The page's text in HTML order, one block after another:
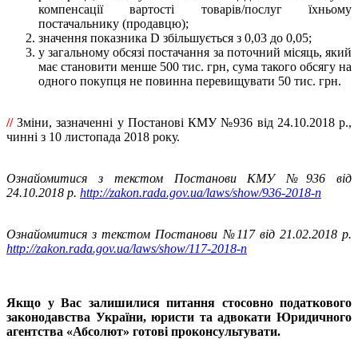
компенсації вартості товарів/послуг їхньому
постачальнику (продавцю);
значення показника D збільшується з 0,03 до 0,05;
у загальному обсязі постачання за поточний місяць, який
має становити менше 500 тис. грн, сума такого обсягу на
одного покупця не повинна перевищувати 50 тис. грн.
//Зміни, зазначенні у Постанові КМУ №936 від 24.10.2018 р.,
чинні з 10 листопада 2018 року.
Ознайомитися з текстом Постанови КМУ №936 від
24.10.2018 р. http://zakon.rada.gov.ua/laws/show/936-2018-п
Ознайомитися з текстом Постанови №117 від 21.02.2018 р.
http://zakon.rada.gov.ua/laws/show/117-2018-п
Якщо у Вас залишилися питання стосовно податкового
законодавства України, юристи та адвокати Юридичного
агентства «Абсолют» готові проконсультувати.